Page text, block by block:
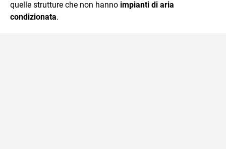
quelle strutture che non hanno impianti di aria
condizionata.